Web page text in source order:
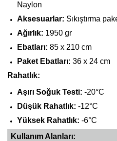
Naylon
Aksesuarlar: Sıkıştırma
Ağırlık: 1950 gr
Ebatları: 85 x 210 cm
Paket Ebatları: 36 x 24 cm
Rahatlık:
Aşırı Soğuk Testi: -20°C
Düşük Rahatlık: -12°C
Yüksek Rahatlık: -6°C
Kullanım Alanları: